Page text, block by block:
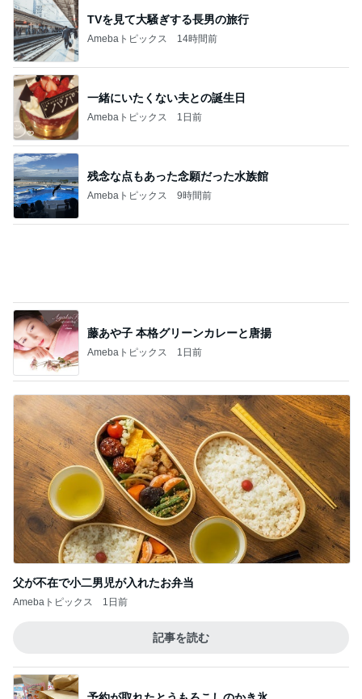
一緒にいたくない夫との誕生日
Amebaトピックス 1日前
残念な点もあった念願だった水族館
Amebaトピックス 9時間前
藤あや子 本格グリーンカレーと唐揚
Amebaトピックス 1日前
父が不在で小二男児が入れたお弁当
Amebaトピックス 1日前
記事を読む
予約が取れたとうもろこしのかき氷
Amebaトピックス 1日前
Amebaトピックス 1日前